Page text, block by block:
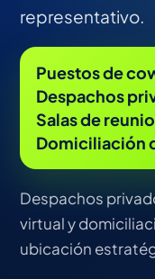
representativo.
Puestos de
Despachos
Salas de
Domiciliación
Despachos
virtual y
ubicación